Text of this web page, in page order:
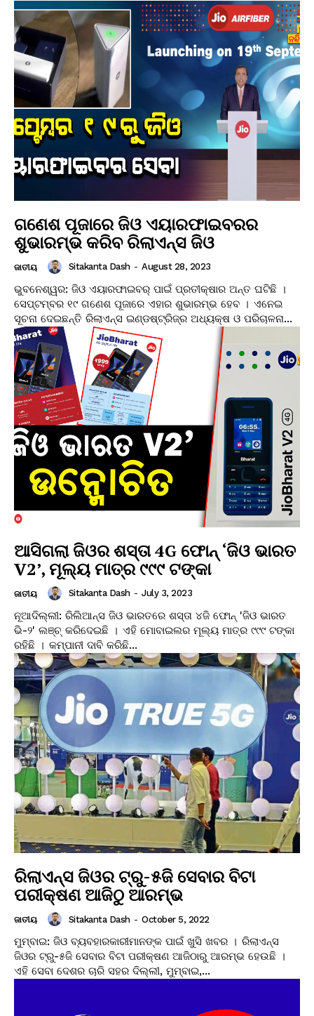
ଗଣେଶ ପୂଜାରେ ଜିଓ ଏୟାରଫାଇବରର
ଶୁଭାରମ୍ଭ କରିବ ରିଲାଏନ୍ସ ଜିଓ
ଜାତୀୟ Sitakanta Dash - August 28, 2023
ଭୁବନେଶ୍ୱର: ଜିଓ ଏୟାରଫାଇବର୍ ପାଇଁ ପ୍ରତୀକ୍ଷାର ଅନ୍ତ ଘଟିଛି ।
ସେପ୍ଟମ୍ବର ୧୯ ଗଣେଶ ପୂଜାରେ ଏହାର ଶୁଭାରମ୍ଭ ହେବ । ଏନେଇ
ସୂଚନା ଦେଇଛନ୍ତି ରିଲାଏନ୍ସ ଇଣ୍ଡଷ୍ଟ୍ରିଜ୍‌ର ଅଧ୍ୟକ୍ଷ ଓ ପରିଚାଳନା...
ଆସିଗଲା ଜିଓର ଶସ୍ତା 4G ଫୋନ୍ ‘ଜିଓ ଭାରତ
V2’, ମୂଲ୍ୟ ମାତ୍ର ୯୯୯ ଟଙ୍କା
ଜାତୀୟ Sitakanta Dash - July 3, 2023
ନୂଆଦିଲ୍ଲୀ: ରିଲିଆନ୍ସ ଜିଓ ଭାରତରେ ଶସ୍ତା ୪ଜି ଫୋନ୍ 'ଜିଓ ଭାରତ
ଭି-୨' ଲଞ୍ଚ୍ କରିଦେଇଛି । ଏହି ମୋବାଇଲର ମୂଲ୍ୟ ମାତ୍ର ୯୯୯ ଟଙ୍କା
ରହିଛି । କମ୍ପାନୀ ଦାବି କରିଛି...
ରିଲାଏନ୍ସ ଜିଓର ଟ୍ରୁ-୫ଜି ସେବାର ବିଟା
ପରୀକ୍ଷଣ ଆଜିଠୁ ଆରମ୍ଭ
ଜାତୀୟ Sitakanta Dash - October 5, 2022
ମୁମ୍ବାଇ: ଜିଓ ବ୍ୟବହାରକାରୀମାନଙ୍କ ପାଇଁ ଖୁସି ଖବର । ରିଲାଏନ୍ସ
ଜିଓର ଟ୍ରୁ-୫ଜି ସେବାର ବିଟା ପରୀକ୍ଷଣ ଆଜିଠାରୁ ଆରମ୍ଭ ହେଉଛି ।
ଏହି ସେବା ଦେଶର ଚାରି ସହର ଦିଲ୍ଲୀ, ମୁମ୍ବାଇ,...